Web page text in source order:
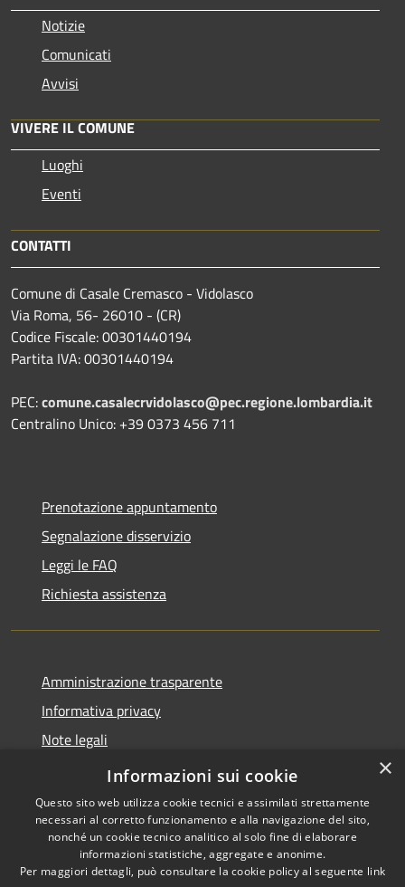
Notizie
Comunicati
Avvisi
VIVERE IL COMUNE
Luoghi
Eventi
CONTATTI
Comune di Casale Cremasco - Vidolasco
Via Roma, 56- 26010 - (CR)
Codice Fiscale: 00301440194
Partita IVA: 00301440194
PEC:comune.casalecrvidolasco@pec.regione.lombardia.it
Centralino Unico: +39 0373 456 711
Prenotazione appuntamento
Segnalazione disservizio
Leggi le FAQ
Richiesta assistenza
Amministrazione trasparente
Informativa privacy
Note legali
Dichiarazione di accessibilità
Accessibilità
Copyright © 2026 • Comune di
Casale Cremasco-Vidolasco •
×
Informazioni sui cookie
Questo sito web utilizza cookie tecnici e assimilati strettamente
necessari al corretto funzionamento e alla navigazione del sito,
nonché un cookie tecnico analitico al solo fine di elaborare
informazioni statistiche, aggregate e anonime.
Per maggiori dettagli, può consultare la cookie policy al seguente link